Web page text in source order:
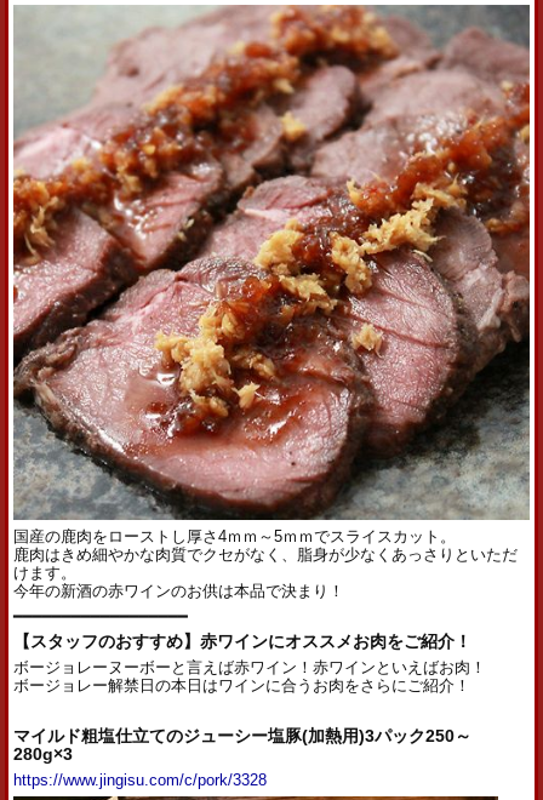
国産の鹿肉をローストし厚さ4ｍｍ～5ｍｍでスライスカット。
鹿肉はきめ細やかな肉質でクセがなく、脂身が少なくあっさりといただ
けます。
今年の新酒の赤ワインのお供は本品で決まり！
━━━━━━━━━━━━━━━━━━
【スタッフのおすすめ】赤ワインにオススメお肉をご紹介！
ボージョレーヌーボーと言えば赤ワイン！赤ワインといえばお肉！
ボージョレー解禁日の本日はワインに合うお肉をさらにご紹介！
マイルド粗塩仕立てのジューシー塩豚(加熱用)3パック250～
280g×3
https://www.jingisu.com/c/pork/3328